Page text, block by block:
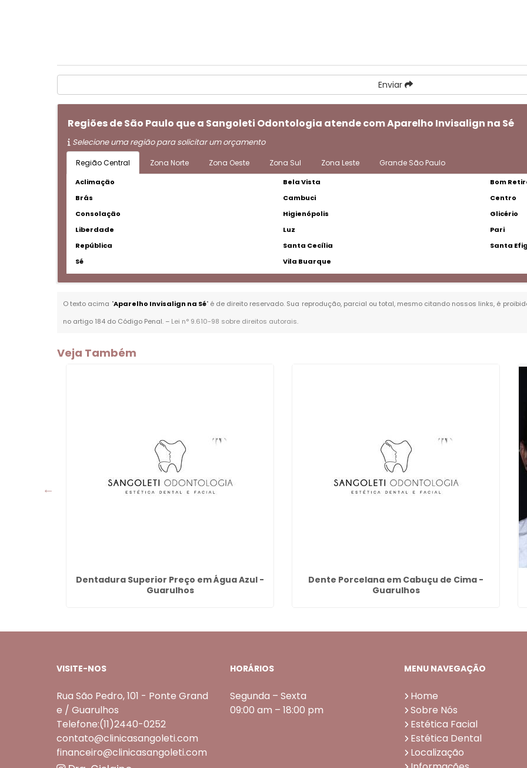
Enviar
Regiões de São Paulo que a Sangoleti Odontologia atende com Aparelho Invisalign na Sé
Selecione uma região para solicitar um orçamento
Região Central Zona Norte Zona Oeste Zona Sul Zona Leste Grande São Paulo
Aclimação Bela Vista
Bom
Brás
Cambuci
Centro
Consolação
Higienópolis
Glicério
Liberdade
Luz
Pari
República
Santa Cecília
Santa
Sé
Vila Buarque
O texto acima "Aparelho Invisalign na Sé" é de direito reservado. Sua reprodução, parcial ou total, mesmo citando nossos links, é
no artigo 184 do Código Penal. – Lei n° 9.610-98 sobre direitos autorais.
Veja Também
Dentadura Superior Preço em Água Azul -
Guarulhos
Dente Porcelana em Cabuçu de Cima -
Guarulhos
VISITE-NOS
Rua São Pedro, 101 - Ponte Grand
e / Guarulhos
Telefone:(11)2440-0252
contato@clinicasangoleti.com
financeiro@clinicasangoleti.com
HORÁRIOS
Segunda – Sexta
09:00 am – 18:00 pm
MENU NAVEGAÇÃO
Home
Sobre Nós
Estética Facial
Estética Dental
Localização